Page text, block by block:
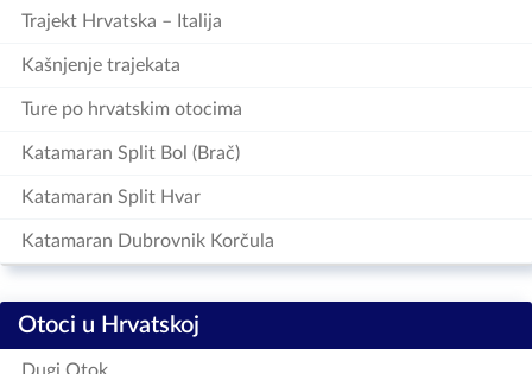
Trajekt Hrvatska – Italija
Kašnjenje trajekata
Ture po hrvatskim otocima
Katamaran Split Bol (Brač)
Katamaran Split Hvar
Katamaran Dubrovnik Korčula
Otoci u Hrvatskoj
Dugi Otok